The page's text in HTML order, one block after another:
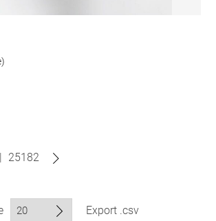
| 25182
Export .csv